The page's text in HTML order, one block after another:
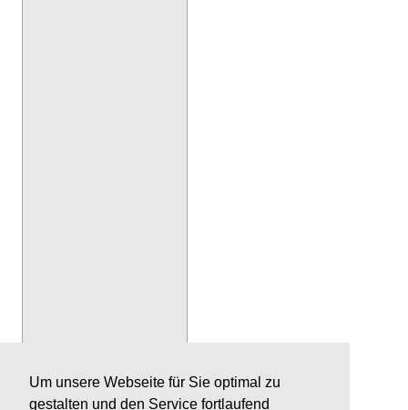
Um unsere Webseite für Sie optimal zu
gestalten und den Service fortlaufend